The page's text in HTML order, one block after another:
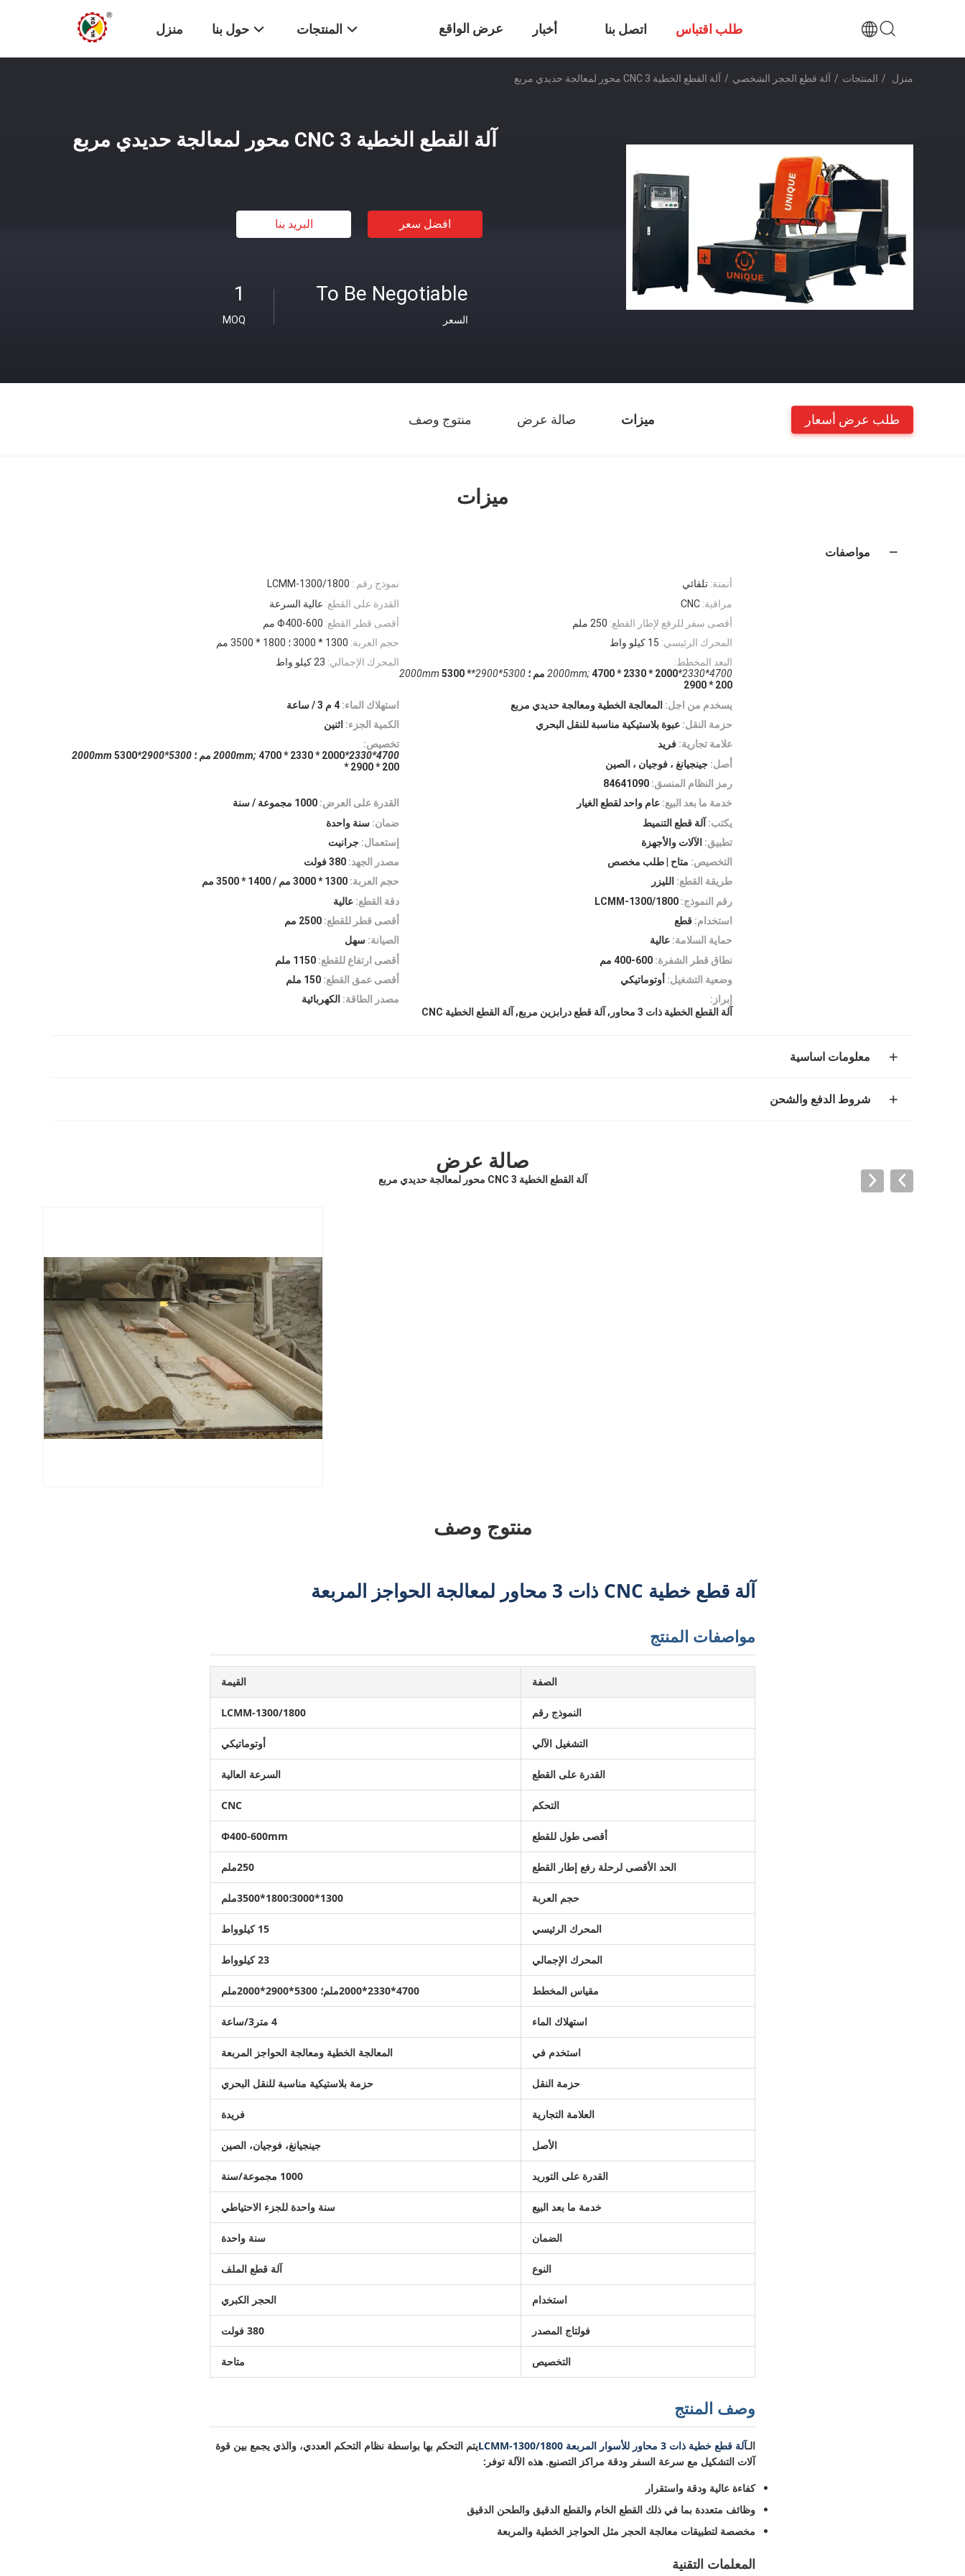
منزل حول بنا المنتجات عرض الواقع أخبار اتصل بنا طلب اقتباس
منزل / المنتجات / آلة قطع الحجر الشخصي / آلة القطع الخطية CNC 3 محور لمعالجة حديدي مربع
آلة القطع الخطية CNC 3 محور لمعالجة حديدي مربع
افضل سعر البريد بنا
1
MOQ
To Be Negotiable
السعر
ميزات صالة عرض منتوج وصف طلب عرض أسعار
ميزات
مواصفات
نموذج رقم.: LCMM-1300/1800 أتمتة: تلقائي
القدرة على القطع: عالية السرعة مراقبة: CNC
أقصى قطر القطع: Φ400-600 مم أقصى سفر للرفع لإطار القطع: 250 ملم
حجم العربة: 1300 * 3000 ؛ 1800 * 3500 مم المحرك الرئيسي: 15 كيلو واط
المحرك الإجمالي: 23 كيلو واط
البعد المخطط:
4700*2330*2000mm;
4700 * 2330 * 2000 مم ؛ 5300*2900*2000mm
5300 *
2900 * 200
استهلاك الماء: 4 م 3 / ساعة يسخدم من اجل: المعالجة الخطية ومعالجة حديدي مربع
الكمية الجزء: اثنين حزمة النقل: عبوة بلاستيكية مناسبة للنقل البحري
تخصيص:
4700*2330*2000mm;
4700 * 2330 * 2000 مم ؛ 5300*2900*2000mm
5300
* 2900 * 200
علامة تجارية: فريد
أصل: جينجيانغ ، فوجيان ، الصين
رمز النظام المنسق: 84641090
القدرة على العرض: 1000 مجموعة / سنة خدمة ما بعد البيع: عام واحد لقطع الغيار
ضمان: سنة واحدة يكتب: آلة قطع التنميط
إستعمال: جرانيت تطبيق: الآلات والأجهزة
مصدر الجهد: 380 فولت التخصيص: متاح | طلب مخصص
حجم العربة: 1300 * 3000 مم / 1400 * 3500 مم طريقة القطع: الليزر
دقة القطع: عالية رقم النموذج: LCMM-1300/1800
أقصى قطر للقطع: 2500 مم استخدام: قطع
الصيانة: سهل حماية السلامة: عالية
أقصى ارتفاع للقطع: 1150 ملم نطاق قطر الشفرة: 400-600 مم
أقصى عمق القطع: 150 ملم وضعية التشغيل: أوتوماتيكي
مصدر الطاقة: الكهربائية
إبراز:
آلة القطع الخطية ذات 3 محاور
, آلة قطع درابزين مربع, آلة القطع الخطية CNC
معلومات اساسية
شروط الدفع والشحن
صالة عرض
آلة القطع الخطية CNC 3 محور لمعالجة حديدي مربع
منتوج وصف
آلة قطع خطية CNC ذات 3 محاور لمعالجة الحواجز المربعة
مواصفات المنتج
الصفة القيمة
النموذج رقم LCMM-1300/1800
التشغيل الآلي أوتوماتيكي
القدرة على القطع السرعة العالية
التحكم CNC
أقصى طول للقطع Φ400-600mm
الحد الأقصى لرحلة رفع إطار القطع 250ملم
حجم العربة 1300*3000؛1800*3500ملم
المحرك الرئيسي 15 كيلوواط
المحرك الإجمالي 23 كيلوواط
مقياس المخطط 4700*2330*2000ملم؛ 5300*2900*2000ملم
استهلاك الماء 4 متر3/ساعة
استخدم في المعالجة الخطية ومعالجة الحواجز المربعة
حزمة النقل حزمة بلاستيكية مناسبة للنقل البحري
العلامة التجارية فريدة
الأصل جينجيانغ، فوجيان، الصين
القدرة على التوريد 1000 مجموعة/سنة
خدمة ما بعد البيع سنة واحدة للجزء الاحتياطي
الضمان سنة واحدة
النوع آلة قطع الملف
استخدام الحجر الكبري
فولتاج المصدر 380 فولت
التخصيص متاحة
وصف المنتج
الـآلة قطع خطية ذات 3 محاور للأسوار المربعة LCMM-1300/1800
يتم التحكم بها بواسطة نظام التحكم العددي، والذي يجمع بين قوة
آلات التشكيل مع سرعة السفر ودقة مراكز التصنيع. هذه الآلة توفر:
كفاءة عالية ودقة واستقرار
وظائف متعددة بما في ذلك القطع الخام والقطع الدقيق والطحن الدقيق
مخصصة لتطبيقات معالجة الحجر مثل الحواجز الخطية والمربعة
المعلمات التقنية